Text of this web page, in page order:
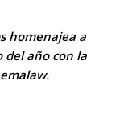
homenajea a
del año con la